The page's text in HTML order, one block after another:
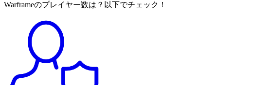
Warframeのプレイヤー数は？以下でチェック！